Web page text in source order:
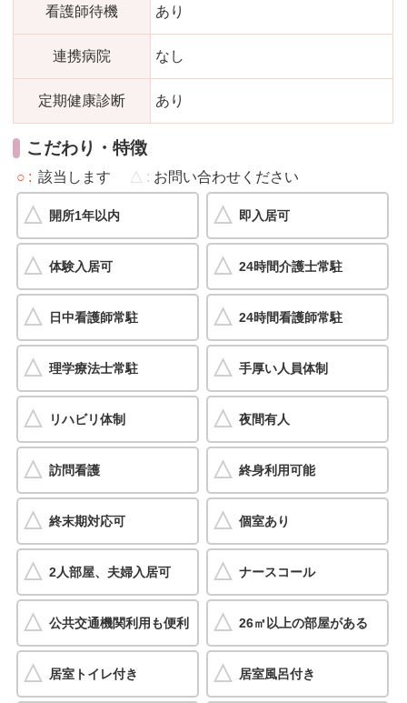
看護師待機 あり
連携病院 なし
定期健康診断 あり
こだわり・特徴
○ 該当します △ お問い合わせください
開所1年以内 即入居可
体験入居可 24時間介護士常駐
日中看護師常駐 24時間看護師常駐
理学療法士常駐 手厚い人員体制
リハビリ体制 夜間有人
訪問看護 終身利用可能
終末期対応可 個室あり
2人部屋、夫婦入居可 ナースコール
公共交通機関利用も便利 26㎡以上の部屋がある
居室トイレ付き 居室風呂付き